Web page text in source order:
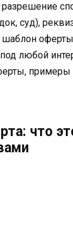
разрешение
суд),
шаблон
любой
примеры
что